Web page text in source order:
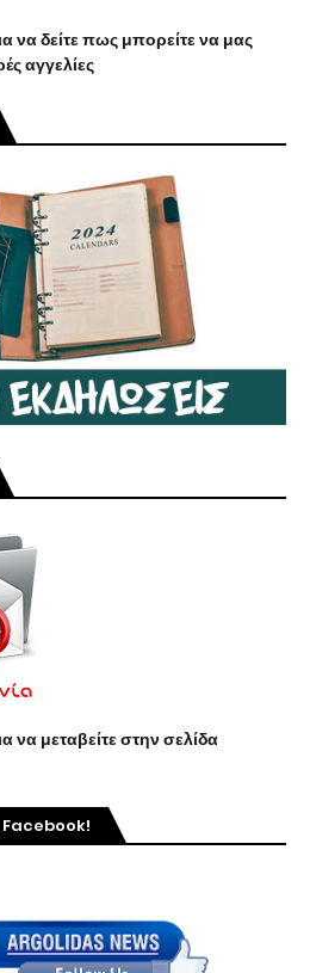
να δείτε πως μπορείτε να μας
αγγελίες
να μεταβείτε στην σελίδα